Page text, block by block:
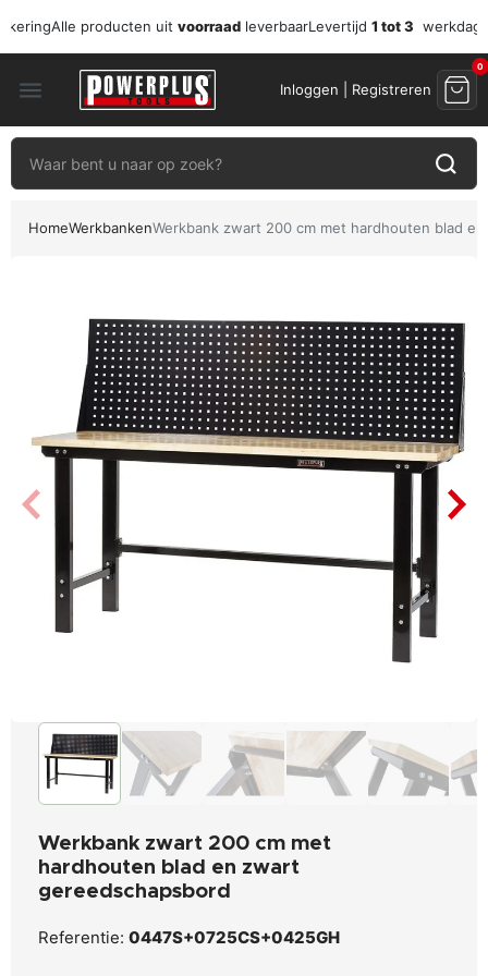
Alle producten uit voorraad leverbaarLevertijd 1 tot 3
menu Inloggen | Registreren
0
HomeWerkbankenWerkbank zwart 200 cm met hardhouten blad
Werkbank zwart 200 cm met
hardhouten blad en zwart
gereedschapsbord
Referentie: 0447S+0725CS+0425GH